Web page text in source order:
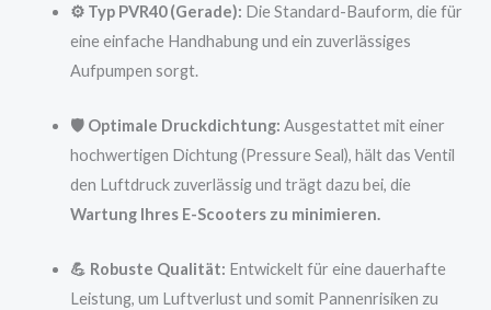
⚙️ Typ PVR40 (Gerade): Die Standard-Bauform, die für
eine einfache Handhabung und ein zuverlässiges
Aufpumpen sorgt.
🛡️ Optimale Druckdichtung: Ausgestattet mit einer
hochwertigen Dichtung (Pressure Seal), hält das Ventil
den Luftdruck zuverlässig und trägt dazu bei, die
Wartung Ihres E-Scooters zu minimieren.
💪 Robuste Qualität: Entwickelt für eine dauerhafte
Leistung, um Luftverlust und somit Pannenrisiken zu